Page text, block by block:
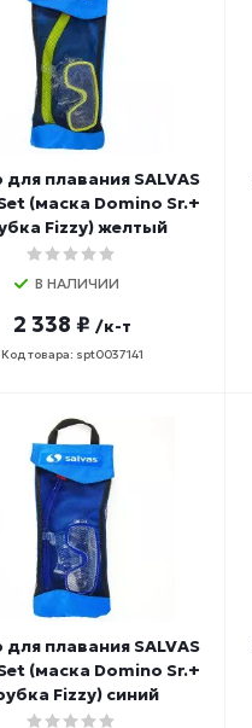
плавания SALVAS
(маска Domino Sr.+
Fizzy) желтый
В НАЛИЧИИ
2 338 ₽ /к-т
Код товара: spt0037141
плавания SALVAS
(маска Domino Sr.+
Fizzy) синий